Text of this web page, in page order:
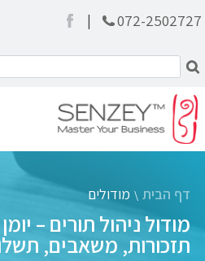
072-2502727
|
דף הבית \ מודולים
מודול ניהול תורים –
תזכורות, משאבים,